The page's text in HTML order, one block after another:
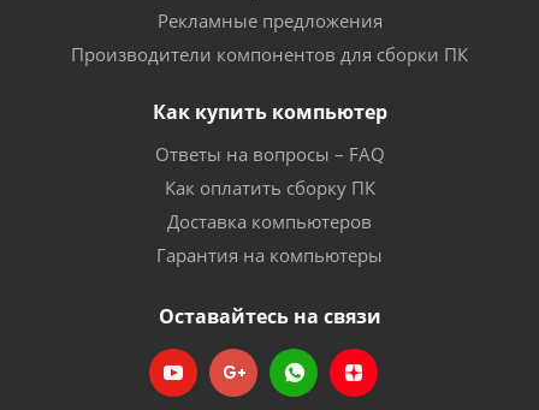
Рекламные предложения
Производители компонентов для сборки ПК
Как купить компьютер
Ответы на вопросы – FAQ
Как оплатить сборку ПК
Доставка компьютеров
Гарантия на компьютеры
Оставайтесь на связи